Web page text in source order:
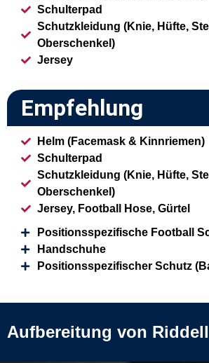
Schulterpad
Schutzkleidung (Knie, Hüfte,
Oberschenkel)
Jersey
Empfehlung
Helm (Facemask & Kinnriemen)
Schulterpad
Schutzkleidung (Knie, Hüfte,
Oberschenkel)
Jersey, Football Hose, Gürtel
Positionsspezifische Football
Handschuhe
Positionsspezifischer Schutz
Aufbereitung von